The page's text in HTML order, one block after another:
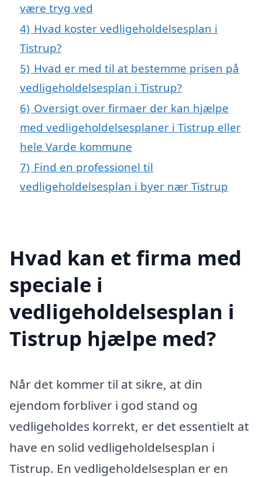
være tryg ved
4) Hvad koster vedligeholdelsesplan i
Tistrup?
5) Hvad er med til at bestemme prisen på
vedligeholdelsesplan i Tistrup?
6) Oversigt over firmaer der kan hjælpe
med vedligeholdelsesplaner i Tistrup eller
hele Varde kommune
7) Find en professionel til
vedligeholdelsesplan i byer nær Tistrup
Hvad kan et firma med
speciale i
vedligeholdelsesplan i
Tistrup hjælpe med?
Når det kommer til at sikre, at din
ejendom forbliver i god stand og
vedligeholdes korrekt, er det essentielt at
have en solid vedligeholdelsesplan i
Tistrup. En vedligeholdelsesplan er en